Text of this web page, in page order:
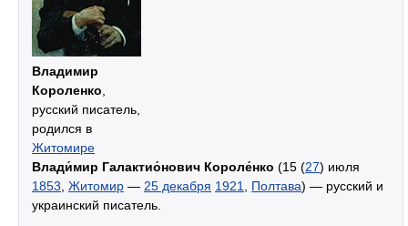
Владимир
Короленко
русский писатель,
родился в
Житомире
Влади́мир Галактио́нович Короле́нко (15 (27) июля
1853 Житомир — 25 декабря 1921 Полтава) — русский и
украинский писатель.